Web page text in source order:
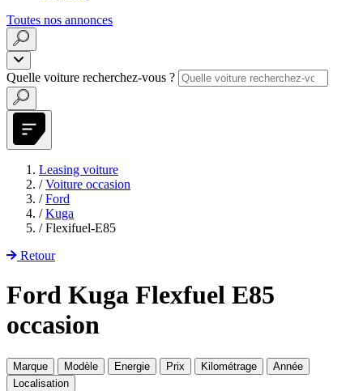
Toutes nos annonces
Quelle voiture recherchez-vous ?
Leasing voiture
/ Voiture occasion
/ Ford
/ Kuga
/ Flexifuel-E85
Retour
Ford Kuga Flexfuel E85
occasion
Marque Modèle Energie Prix Kilométrage
Année
Localisation